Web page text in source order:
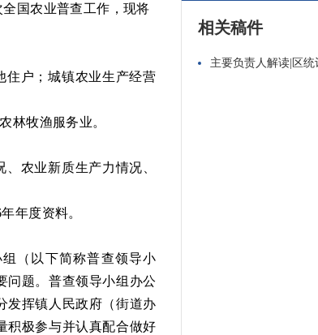
国农业普查工作，现将
住户；城镇农业生产经营
林牧渔服务业。
农业新质生产力情况、
年度资料。
（以下简称普查领导小
问题。普查领导小组办公
发挥镇 人民政府 （街道办
积极参与并认真配合做好
相关稿件